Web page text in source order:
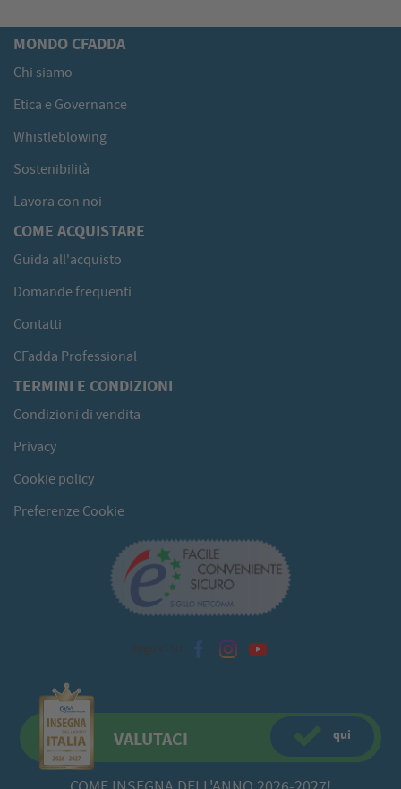
MONDO CFADDA
Chi siamo
Etica e Governance
Whistleblowing
Sostenibilità
Lavora con noi
COME ACQUISTARE
Guida all'acquisto
Domande frequenti
Contatti
CFadda Professional
TERMINI E CONDIZIONI
Condizioni di vendita
Privacy
Cookie policy
Preferenze Cookie
Seguici su
VALUTACI qui